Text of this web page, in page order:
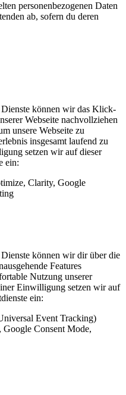
personenbezogenen Daten
ab, sofern du deren
können wir das Klick-
Webseite nachvollziehen
unsere Webseite zu
insgesamt laufend zu
setzen wir auf dieser
ein:
Clarity, Google
können wir dir über die
Features
Nutzung unserer
Einwilligung setzen wir auf
ein:
Event Tracking)
Consent Mode,